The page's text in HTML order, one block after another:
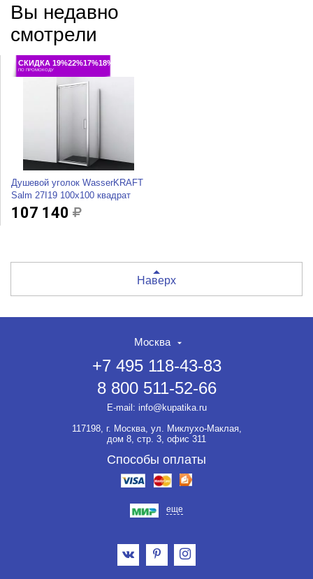
Вы недавно
смотрели
СКИДКА 19%22%17%18%
ПО ПРОМОКОДУ
Душевой уголок WasserKRAFT
Salm 27I19 100x100 квадрат
107 140
Наверх
Москва
+7 495 118-43-83
8 800 511-52-66
E-mail: info@kupatika.ru
117198, г. Москва, ул. Миклухо-Маклая,
дом 8, стр. 3, офис 311
Способы оплаты
еще